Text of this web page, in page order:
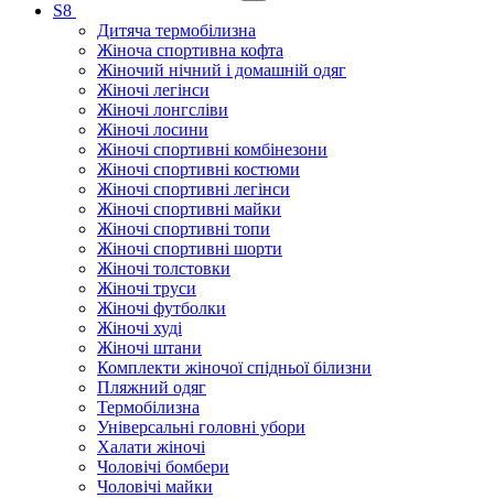
S8
Дитяча термобілизна
Жіноча спортивна кофта
Жіночий нічний і домашній одяг
Жіночі легінси
Жіночі лонгсліви
Жіночі лосини
Жіночі спортивні комбінезони
Жіночі спортивні костюми
Жіночі спортивні легінси
Жіночі спортивні майки
Жіночі спортивні топи
Жіночі спортивні шорти
Жіночі толстовки
Жіночі труси
Жіночі футболки
Жіночі худі
Жіночі штани
Комплекти жіночої спідньої білизни
Пляжний одяг
Термобілизна
Універсальні головні убори
Халати жіночі
Чоловічі бомбери
Чоловічі майки